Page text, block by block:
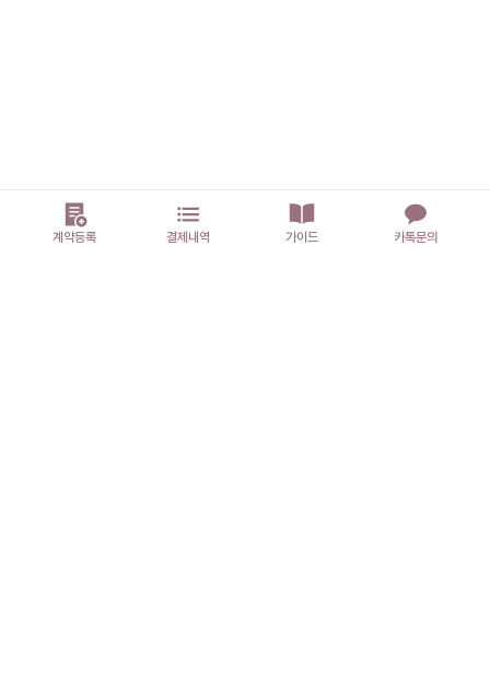
계약등록 결제내역 가이드 카톡문의